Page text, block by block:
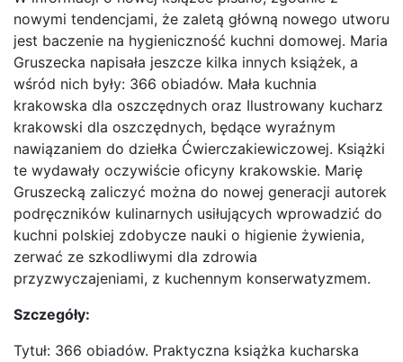
nowymi tendencjami, że zaletą główną nowego utworu
jest baczenie na hygieniczność kuchni domowej. Maria
Gruszecka napisała jeszcze kilka innych książek, a
wśród nich były: 366 obiadów. Mała kuchnia
krakowska dla oszczędnych oraz Ilustrowany kucharz
krakowski dla oszczędnych, będące wyraźnym
nawiązaniem do dziełka Ćwierczakiewiczowej. Książki
te wydawały oczywiście oficyny krakowskie. Marię
Gruszecką zaliczyć można do nowej generacji autorek
podręczników kulinarnych usiłujących wprowadzić do
kuchni polskiej zdobycze nauki o higienie żywienia,
zerwać ze szkodliwymi dla zdrowia
przyzwyczajeniami, z kuchennym konserwatyzmem.
Szczegóły:
Tytuł: 366 obiadów. Praktyczna książka kucharska